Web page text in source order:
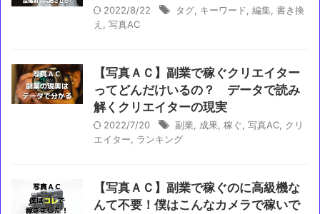
2022/8/22 タグ キーワード 編集 書き換
え
写真AC
【写真ＡＣ】副業で稼ぐクリエイター
ってどんだけいるの？ データで読み
解くクリエイターの現実
2022/7/20 副業 成果 稼ぐ 写真AC クリ
エイター
ランキング
【写真ＡＣ】副業で稼ぐのに高級機な
んて不要！僕はこんなカメラで稼いで